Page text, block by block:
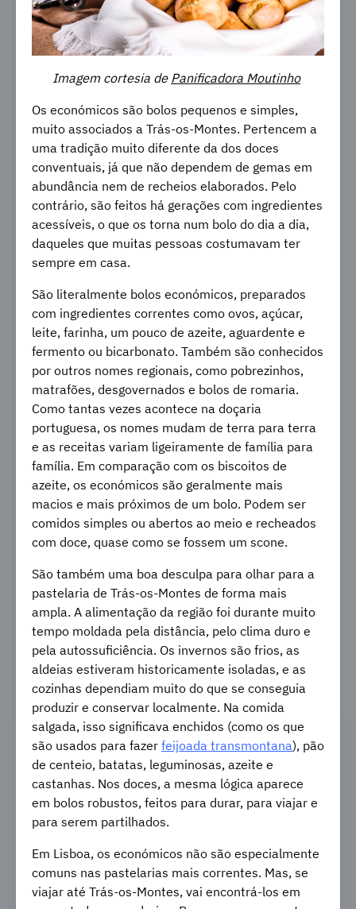
Imagem cortesia de Panificadora Moutinho
Os económicos são bolos pequenos e simples,
muito associados a Trás-os-Montes. Pertencem a
uma tradição muito diferente da dos doces
conventuais, já que não dependem de gemas em
abundância nem de recheios elaborados. Pelo
contrário, são feitos há gerações com ingredientes
acessíveis, o que os torna num bolo do dia a dia,
daqueles que muitas pessoas costumavam ter
sempre em casa.
São literalmente bolos económicos, preparados
com ingredientes correntes como ovos, açúcar,
leite, farinha, um pouco de azeite, aguardente e
fermento ou bicarbonato. Também são conhecidos
por outros nomes regionais, como pobrezinhos,
matrafões, desgovernados e bolos de romaria.
Como tantas vezes acontece na doçaria
portuguesa, os nomes mudam de terra para terra
e as receitas variam ligeiramente de família para
família. Em comparação com os biscoitos de
azeite, os económicos são geralmente mais
macios e mais próximos de um bolo. Podem ser
comidos simples ou abertos ao meio e recheados
com doce, quase como se fossem um scone.
São também uma boa desculpa para olhar para a
pastelaria de Trás-os-Montes de forma mais
ampla. A alimentação da região foi durante muito
tempo moldada pela distância, pelo clima duro e
pela autossuficiência. Os invernos são frios, as
aldeias estiveram historicamente isoladas, e as
cozinhas dependiam muito do que se conseguia
produzir e conservar localmente. Na comida
salgada, isso significava enchidos (como os que
são usados para fazer feijoada transmontana), pão
de centeio, batatas, leguminosas, azeite e
castanhas. Nos doces, a mesma lógica aparece
em bolos robustos, feitos para durar, para viajar e
para serem partilhados.
Em Lisboa, os económicos não são especialmente
comuns nas pastelarias mais correntes. Mas, se
viajar até Trás-os-Montes, vai encontrá-los em